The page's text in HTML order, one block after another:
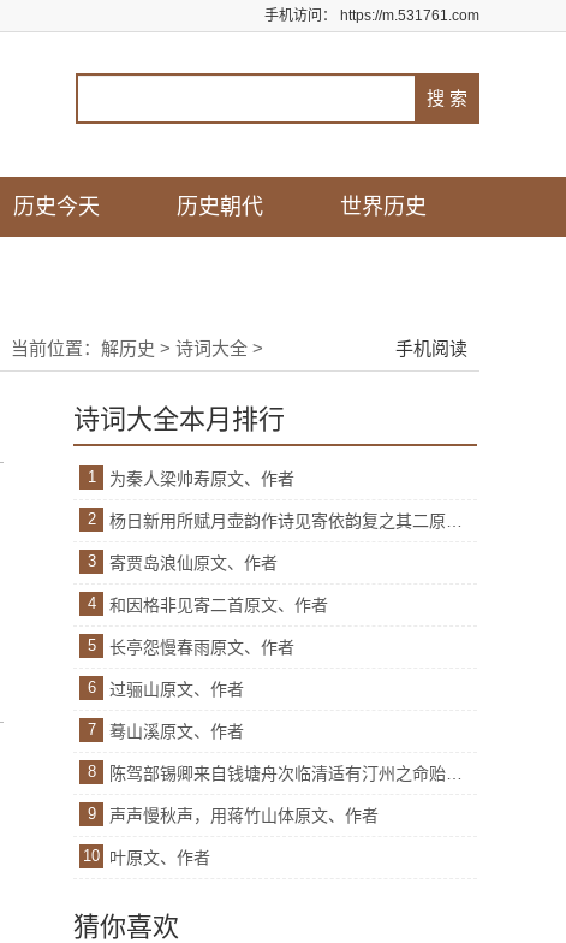
手机访问： https://m.531761.com
历史今天 历史朝代 世界历史
当前位置： 解历史 > 诗词大全 > 手机阅读
诗词大全本月排行
1 为秦人梁帅寿原文、作者
2
3 寄贾岛浪仙原文、作者
4 和因格非见寄二首原文、作者
5 长亭怨慢春雨原文、作者
6 过骊山原文、作者
7 蓦山溪原文、作者
8
9 声声慢秋声，用蒋竹山体原文、作者
10 叶原文、作者
猜你喜欢